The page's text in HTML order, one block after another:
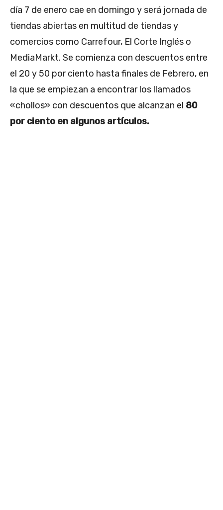
día 7 de enero cae en domingo y será jornada de
tiendas abiertas en multitud de tiendas y
comercios como Carrefour, El Corte Inglés o
MediaMarkt. Se comienza con descuentos entre
el 20 y 50 por ciento hasta finales de Febrero, en
la que se empiezan a encontrar los llamados
«chollos» con descuentos que alcanzan el 80
por ciento en algunos artículos.